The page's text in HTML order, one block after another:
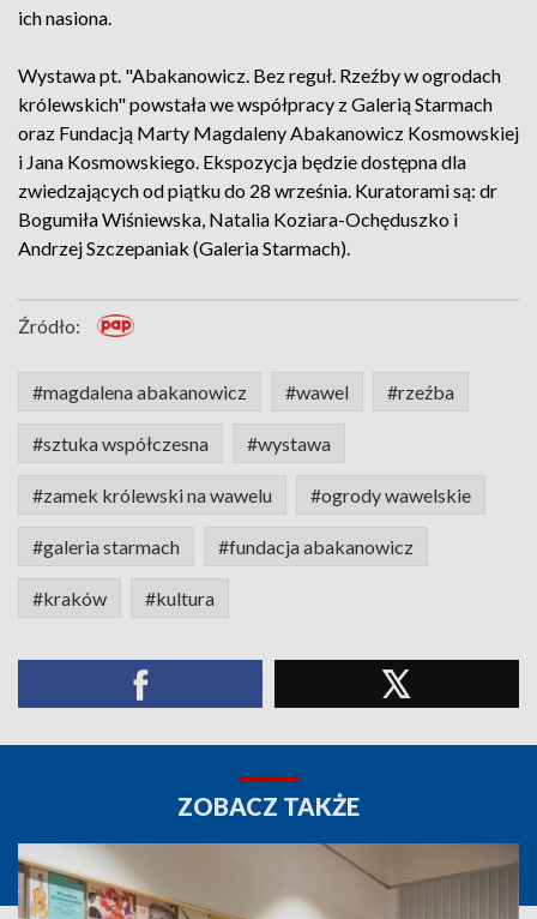
ich nasiona.
Wystawa pt. "Abakanowicz. Bez reguł. Rzeźby w ogrodach
królewskich" powstała we współpracy z Galerią Starmach
oraz Fundacją Marty Magdaleny Abakanowicz Kosmowskiej
i Jana Kosmowskiego. Ekspozycja będzie dostępna dla
zwiedzających od piątku do 28 września. Kuratorami są: dr
Bogumiła Wiśniewska, Natalia Koziara-Ochęduszko i
Andrzej Szczepaniak (Galeria Starmach).
Źródło:
#magdalena abakanowicz #wawel #rzeźba
#sztuka współczesna #wystawa
#zamek królewski na wawelu #ogrody wawelskie
#galeria starmach #fundacja abakanowicz
#kraków #kultura
ZOBACZ TAKŻE